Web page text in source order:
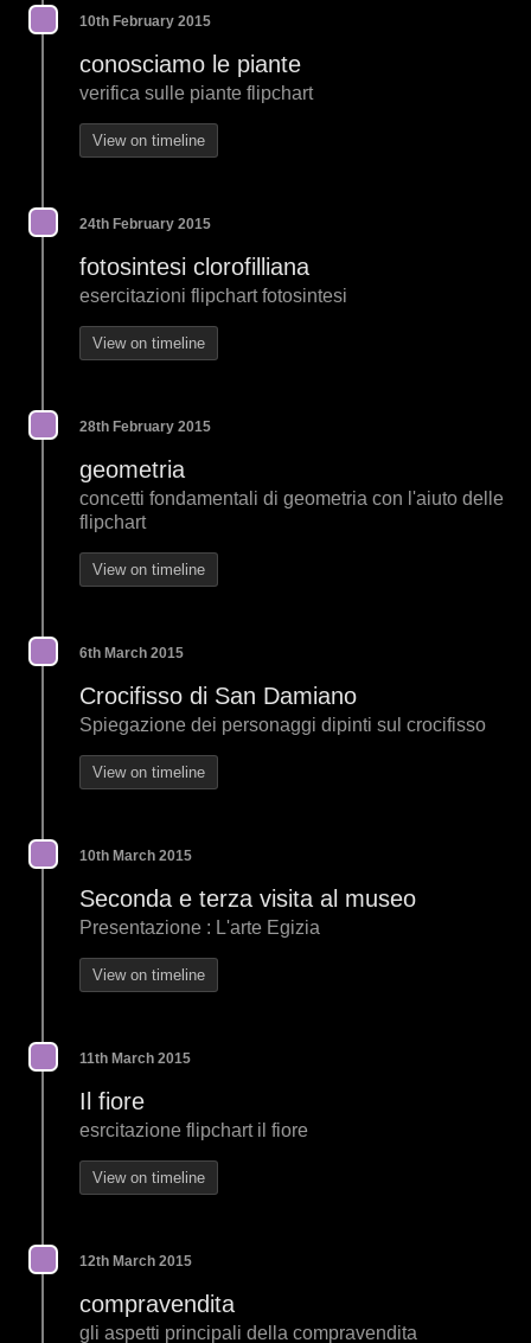
10th February 2015
conosciamo le piante
verifica sulle piante flipchart
View on timeline
24th February 2015
fotosintesi clorofilliana
esercitazioni flipchart fotosintesi
View on timeline
28th February 2015
geometria
concetti fondamentali di geometria con l'aiuto delle
flipchart
View on timeline
6th March 2015
Crocifisso di San Damiano
Spiegazione dei personaggi dipinti sul crocifisso
View on timeline
10th March 2015
Seconda e terza visita al museo
Presentazione : L'arte Egizia
View on timeline
11th March 2015
Il fiore
esrcitazione flipchart il fiore
View on timeline
12th March 2015
compravendita
gli aspetti principali della compravendita